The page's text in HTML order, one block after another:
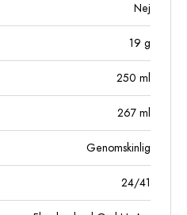
Nej
19 g
250 ml
267 ml
Genomskinlig
24/41